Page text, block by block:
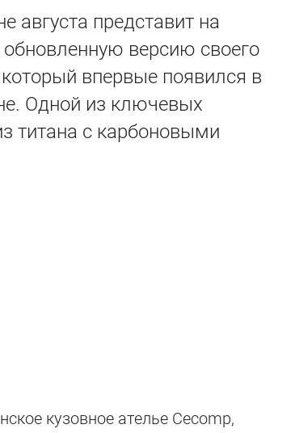
августа представит на
версию своего
впервые появился в
Одной из ключевых
титана с карбоновыми
кузовное ателье Cecomp,